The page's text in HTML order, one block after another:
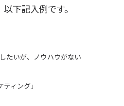
下記入例です。
たいが、ノウハウがない
ィング」